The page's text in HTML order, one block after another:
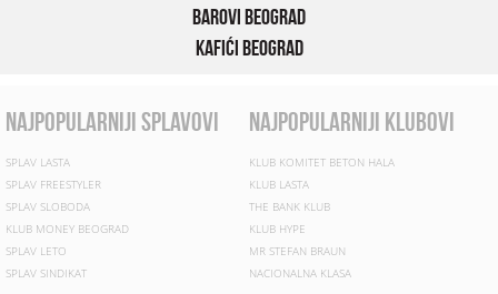
Barovi Beograd
Kafići Beograd
najpopularniji splavovi
SPLAV LASTA
SPLAV FREESTYLER
SPLAV SLOBODA
KLUB MONEY BEOGRAD
SPLAV LETO
SPLAV SINDIKAT
najpopularniji klubovi
KLUB KOMITET BETON HALA
KLUB LASTA
THE BANK KLUB
KLUB HYPE
MR STEFAN BRAUN
NACIONALNA KLASA